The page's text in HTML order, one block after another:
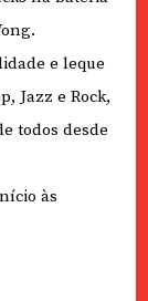
e leque
Jazz e Rock,
todos desde
às